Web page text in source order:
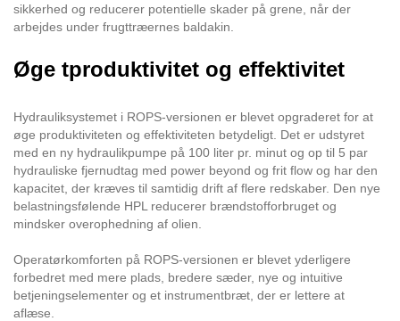
sikkerhed og reducerer potentielle skader på grene, når der
arbejdes under frugttræernes baldakin.
Øge tproduktivitet og effektivitet
Hydrauliksystemet i ROPS-versionen er blevet opgraderet for at
øge produktiviteten og effektiviteten betydeligt. Det er udstyret
med en ny hydraulikpumpe på 100 liter pr. minut og op til 5 par
hydrauliske fjernudtag med power beyond og frit flow og har den
kapacitet, der kræves til samtidig drift af flere redskaber. Den nye
belastningsfølende HPL reducerer brændstofforbruget og
mindsker overophedning af olien.
Operatørkomforten på ROPS-versionen er blevet yderligere
forbedret med mere plads, bredere sæder, nye og intuitive
betjeningselementer og et instrumentbræt, der er lettere at
aflæse.